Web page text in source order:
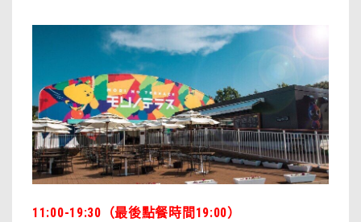
11:00-19:30（最後點餐時間19:00）